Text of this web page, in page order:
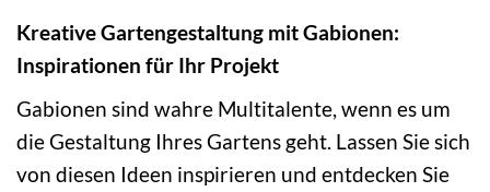
Kreative Gartengestaltung mit Gabionen:
Inspirationen für Ihr Projekt
Gabionen sind wahre Multitalente, wenn es um
die Gestaltung Ihres Gartens geht. Lassen Sie sich
von diesen Ideen inspirieren und entdecken Sie